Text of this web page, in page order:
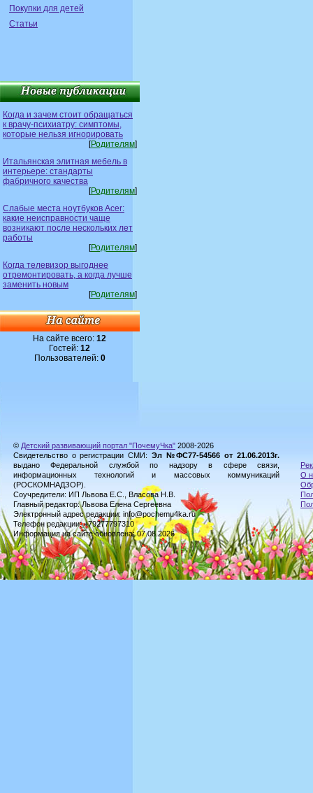
Покупки для детей
Статьи
Когда и зачем стоит обращаться
к врачу-психиатру: симптомы,
которые нельзя игнорировать
[Родителям]
Итальянская элитная мебель в
интерьере: стандарты
фабричного качества
[Родителям]
Слабые места ноутбуков Acer:
какие неисправности чаще
возникают после нескольких лет
работы
[Родителям]
Когда телевизор выгоднее
отремонтировать, а когда лучше
заменить новым
[Родителям]
На сайте всего:12
Гостей:12
Пользователей: 0
© Детский развивающий портал "ПочемуЧка" 2008-2026
Свидетельство о регистрации СМИ: Эл №ФС77-54566 от 21.06.2013г.
выдано Федеральной службой по надзору в сфере связи,
информационных технологий и массовых коммуникаций
(РОСКОМНАДЗОР).
Соучредители: ИП Львова Е.С., Власова Н.В.
Главный редактор: Львова Елена Сергеевна
Электронный адрес редакции: info@pochemu4ka.ru
Телефон редакции: +79277797310
Информация на сайте обновлена: 07.08.2026
О